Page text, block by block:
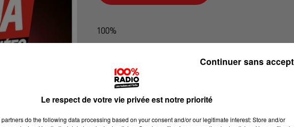
100%
Le respect de votre vie privée est notre priorité
do the following data processing based on your consent and/or our legitimate interest: Store and/or
Continuer sans